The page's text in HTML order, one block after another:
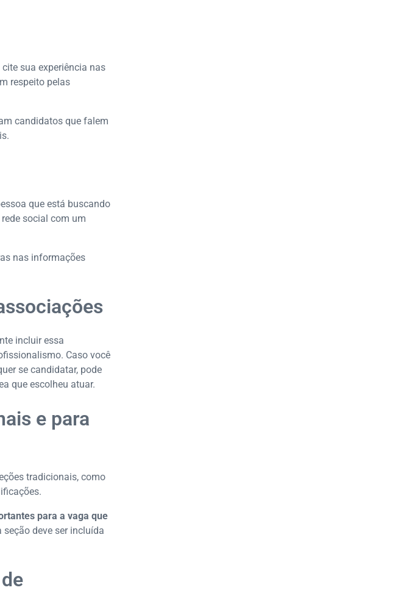
sua experiência nas
respeito pelas
candidatos que falem
que está buscando
social com um
nas informações
incluir essa
Caso você
se candidatar, pode
que escolheu atuar.
e para
tradicionais, como
para a vaga que
deve ser incluída